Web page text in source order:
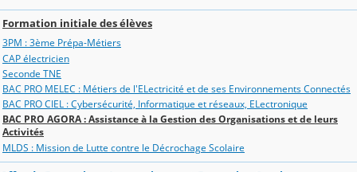
Formation initiale des élèves
3PM : 3ème Prépa-Métiers
CAP électricien
Seconde TNE
BAC PRO MELEC : Métiers de l'ELectricité et de ses Environnements Connectés
BAC PRO CIEL : Cybersécurité, Informatique et réseaux, ELectronique
BAC PRO AGORA : Assistance à la Gestion des Organisations et de leurs
Activités
MLDS : Mission de Lutte contre le Décrochage Scolaire